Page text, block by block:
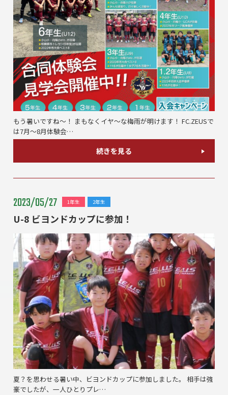
もう暑いですね～！ まもなくイヤ～な梅雨が明けます！ FC.ZEUSで
は7月～8月体験会…
続きを見る
2023/05/27 1年生 2年生
U-8 ビヨンドカップに参加！
夏？を思わせる暑い中、ビヨンドカップに参加しました。 相手は強
豪でしたが、一人ひとりプレ…